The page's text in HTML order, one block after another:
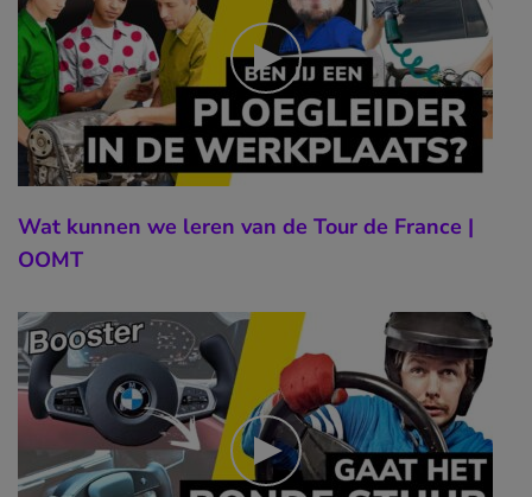
Wat kunnen we leren van de Tour de France |
OOMT